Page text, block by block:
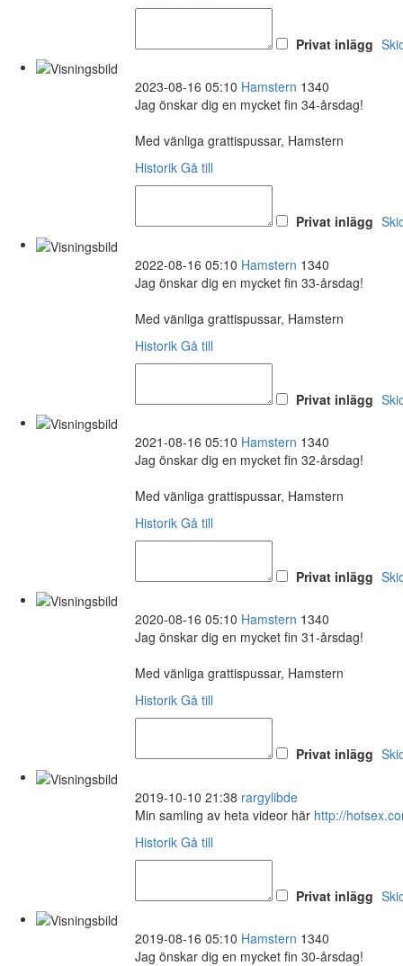
Privat inlägg
2023-08-16 05:10 Hamstern 1340
Jag önskar dig en mycket fin 34-årsdag!
Med vänliga grattispussar, Hamstern
Historik Gå till
Privat inlägg
2022-08-16 05:10 Hamstern 1340
Jag önskar dig en mycket fin 33-årsdag!
Med vänliga grattispussar, Hamstern
Historik Gå till
Privat inlägg
2021-08-16 05:10 Hamstern 1340
Jag önskar dig en mycket fin 32-årsdag!
Med vänliga grattispussar, Hamstern
Historik Gå till
Privat inlägg
2020-08-16 05:10 Hamstern 1340
Jag önskar dig en mycket fin 31-årsdag!
Med vänliga grattispussar, Hamstern
Historik Gå till
Privat inlägg
2019-10-10 21:38 rargylibde
Min samling av heta videor här http://
Historik Gå till
Privat inlägg
2019-08-16 05:10 Hamstern 1340
Jag önskar dig en mycket fin 30-årsdag!